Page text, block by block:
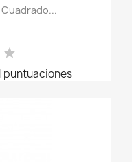
puntuaciones